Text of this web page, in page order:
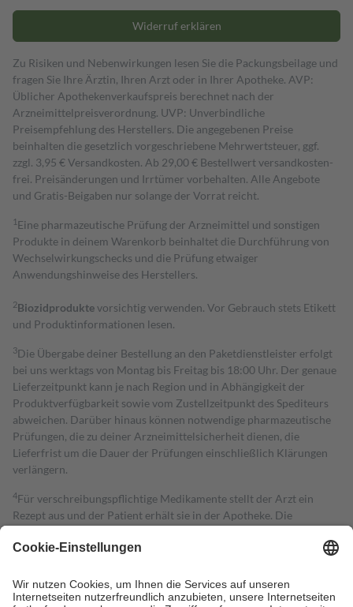
Widerruf erklären
Zu Risiken und Nebenwirkungen lesen Sie die Packungsbeilage und
fragen Sie Ihre Ärztin, Ihren Arzt oder in Ihrer Apotheke. AVP:
Üblicher Apothekenverkaufspreis berechnet nach der
Arzneimittelpreisverordnung. UVP: Unverbindliche
Preisempfehlung des Herstellers. Die angegebenen Preise
beinhalten die gesetzlich vorgeschriebene Mehrwertsteuer, ggf.
zzgl. 3,95 € Versandkosten. Ab 29,00 € Bestell­wert versand­kosten­
frei. Preisänderungen und Irrtümer vorbehalten. Alle Angebote
und Gratis-Beigaben nur solange der Vorrat reicht.
1 Eine pharmazeutische Prüfung der Arzneimittel und sonstigen
Produkte in deinem Warenkorb beinhaltet die Durchführung von
Wechselwirkungschecks und die Prüfung etwaiger
Anwendungshinweise des Herstellers.
2Biozidproduktevorsichtig verwenden. Vor Gebrauch stets Etikett
und Produktinformationen lesen.
3Die Übergabe deiner Bestellung an den Paketdienstleister erfolgt
bei uns werktags von Montag bis Freitag bis 18:00 Uhr. Der genaue
Lieferzeitpunkt kann je nach Region und in Abhängigkeit der
Produktverfügbarkeit sowie vom Zustellzeitpunkt des Spediteurs
abweichen. Darüber hinaus können notwendige pharmazeutische
Prüfungen, die zu deiner Arzneimittelsicherheit dienen, die
Lieferfrist um die Dauer der Prüfungen einschließlich Klärungen
verlängern.
4Für verschreibungspflichtige Medikamente stellt der Arzt ein
Rezept aus und der Patient erhält sie in der Apotheke. Die
Kosten dafür, der Versicherte trägt einen Teil davon als Zuzahlung
Grundsätzlich leisten Mitglieder Zuzahlungen in Höhe von zehn
Prozent des Abgabepreises,mindestensjedochfünf Euround